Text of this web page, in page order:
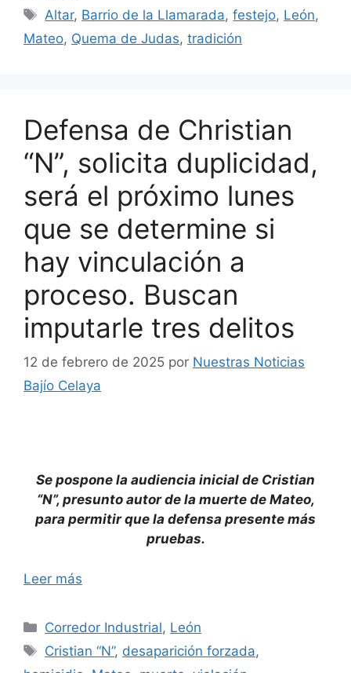
Etiquetas
Altar, Barrio de la Llamarada,festejo, León,
Mateo, Quema de Judas, tradición
Defensa de Christian
“N”, solicita duplicidad,
será el próximo lunes
que se determine si
hay vinculación a
proceso. Buscan
imputarle tres delitos
12 de febrero de 2025 por Nuestras Noticias
Bajío Celaya
Se pospone la audiencia inicial de Cristian
“N”, presunto autor de la muerte de Mateo,
para permitir que la defensa presente más
pruebas.
Leer más
Categorías
Corredor Industrial, León
Etiquetas
Cristian “N”, desaparición forzada,